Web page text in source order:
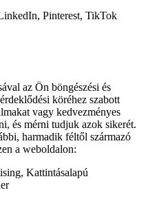
Pinterest, TikTok
az Ön böngészési és
köréhez szabott
vagy kedvezményes
és mérni tudjuk azok sikerét.
harmadik féltől származó
a weboldalon:
Kattintásalapú